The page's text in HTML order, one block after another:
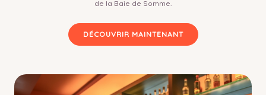
de la Baie de Somme.
DÉCOUVRIR MAINTENANT